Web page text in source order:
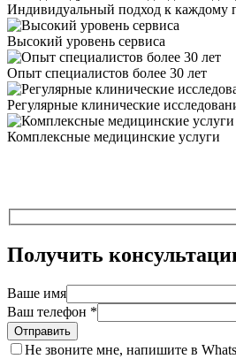
Индивидуальный подход к каждому
Высокий уровень сервиса
Опыт специалистов более 30 лет
Регулярные клинические
Комплексные медицинские услуги
Получить
Ваше имя
Ваш телефон *
Не звоните мне, напишите в